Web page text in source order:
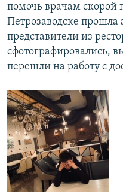
помочь врачам скорой
Петрозаводске прошла
представители из
сфотографировались,
перешли на работу с